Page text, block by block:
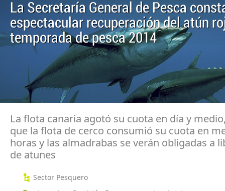
La Secretaría General de Pesca
espectacular recuperación del atún
temporada de pesca 2014
La flota canaria agotó su cuota en día y
que la flota de cerco consumió su cuota en
horas y las almadrabas se verán obligadas a
de atunes
Sector Pesquero